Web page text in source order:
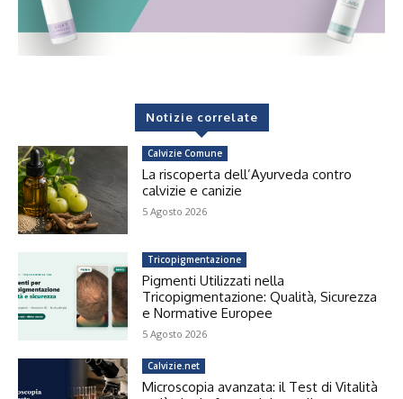
Notizie correlate
Calvizie Comune
La riscoperta dell’Ayurveda contro
calvizie e canizie
5 Agosto 2026
Tricopigmentazione
Pigmenti Utilizzati nella
Tricopigmentazione: Qualità, Sicurezza
e Normative Europee
5 Agosto 2026
Calvizie.net
Microscopia avanzata: il Test di Vitalità